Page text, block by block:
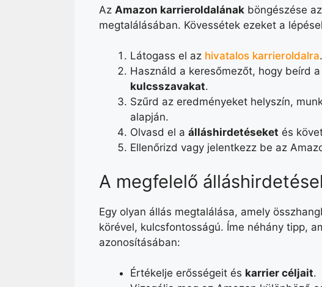
Az Amazon karrieroldalának böngészése
megtalálásában. Kövessétek ezeket a
Látogass el az hivatalos karrieroldalra.
Használd a keresőmezőt, hogy beírd
kulcsszavakat.
Szűrd az eredményeket helyszín,
alapján.
Olvasd el a álláshirdetéseket és
Ellenőrizd vagy jelentkezz be az
A megfelelő
Egy olyan állás megtalálása, amely
körével, kulcsfontosságú. Íme néhány tipp,
azonosításában:
Értékelje erősségeit és karrier céljait.